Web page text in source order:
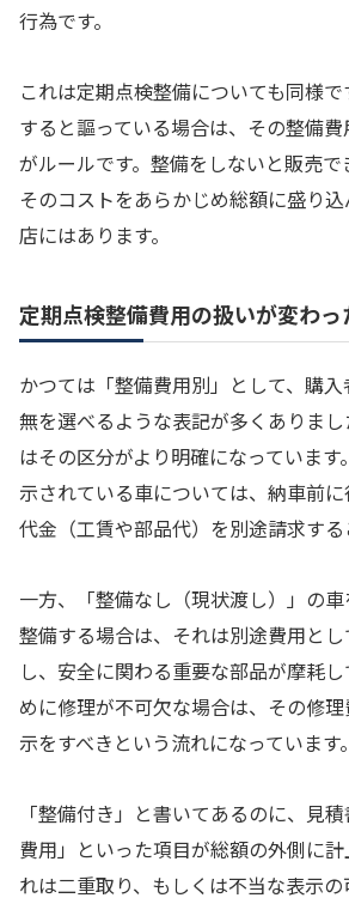
行為です。
これは定期点検整備についても同様
すると謳っている場合は、その整備
がルールです。整備をしないと販売で
そのコストをあらかじめ総額に盛り
店にはあります。
定期点検整備費用の扱いが変わっ
かつては「整備費用別」として、購
無を選べるような表記が多くありま
はその区分がより明確になっていま
示されている車については、納車前
代金（工賃や部品代）を別途請求する
一方、「整備なし（現状渡し）」の
整備する場合は、それは別途費用と
し、安全に関わる重要な部品が摩耗
めに修理が不可欠な場合は、その修
示をすべきという流れになっています。
「整備付き」と書いてあるのに、見
費用」といった項目が総額の外側に
れは二重取り、もしくは不当な表示の